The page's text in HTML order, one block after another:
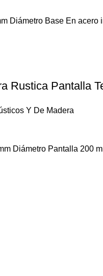
Diámetro Base En
Rustica Pantalla
Y De Madera
Diámetro Pantalla 200